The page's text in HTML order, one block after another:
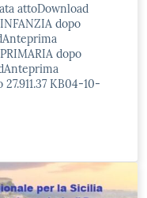
attoDownload
dopo
dopo
KB04-10-